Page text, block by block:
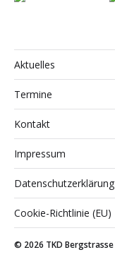
Aktuelles
Termine
Kontakt
Impressum
Datenschutzerklärung
Cookie-Richtlinie (EU)
© 2026 TKD Bergstrasse